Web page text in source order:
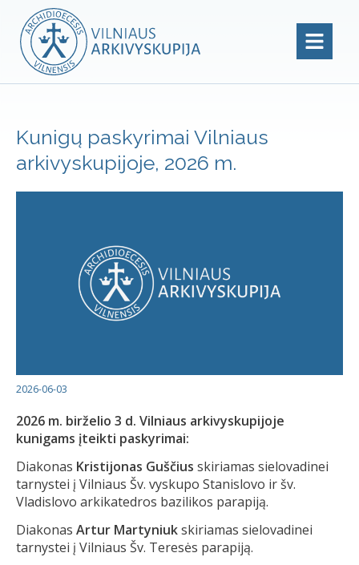
Kunigų paskyrimai Vilniaus
arkivyskupijoje, 2026 m.
2026-06-03
2026 m. birželio 3 d. Vilniaus arkivyskupijoje
kunigams įteikti paskyrimai:
Diakonas Kristijonas Guščius skiriamas sielovadinei
tarnystei į Vilniaus Šv. vyskupo Stanislovo ir šv.
Vladislovo arkikatedros bazilikos parapiją.
Diakonas Artur Martyniukskiriamas sielovadinei
tarnystei į Vilniaus Šv. Teresės parapiją.